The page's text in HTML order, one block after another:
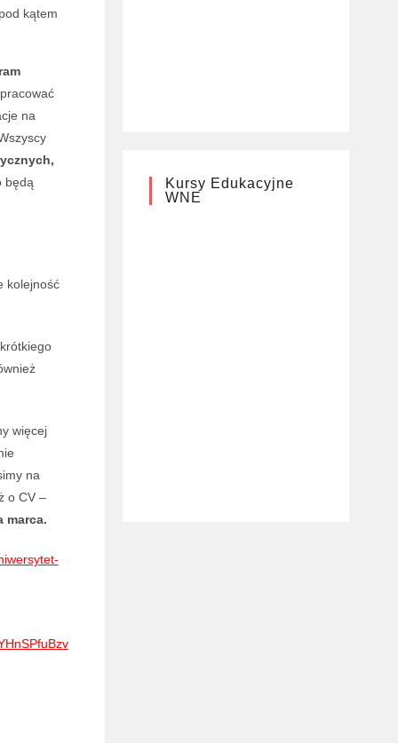
kątem
na
będą
kolejność
więcej
na
o CV –
marca.
Kursy Edukacyjne
WNE